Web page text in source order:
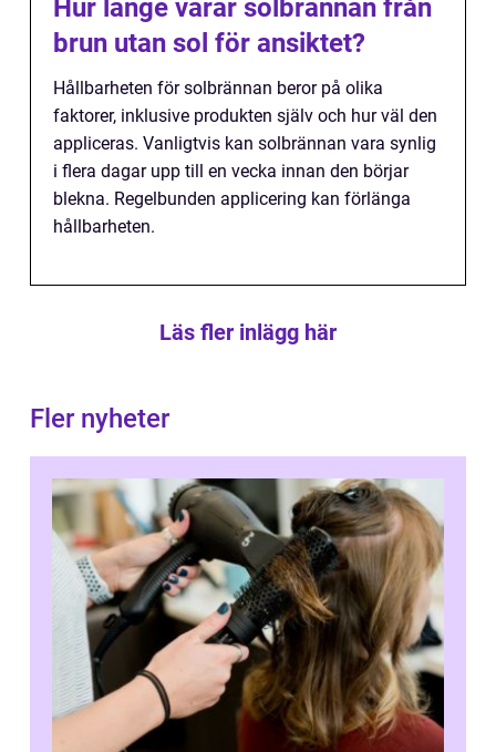
Hur länge varar solbrännan från
brun utan sol för ansiktet?
Hållbarheten för solbrännan beror på olika
faktorer, inklusive produkten själv och hur väl den
appliceras. Vanligtvis kan solbrännan vara synlig
i flera dagar upp till en vecka innan den börjar
blekna. Regelbunden applicering kan förlänga
hållbarheten.
Läs fler inlägg här
Fler nyheter